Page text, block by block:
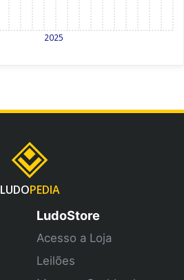
2025
LUDOPEDIA
LudoStore
Acesso a Loja
Leilões